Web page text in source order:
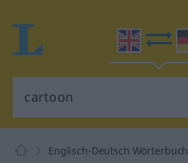
Englisch-Deutsch Wörterbuch